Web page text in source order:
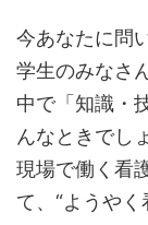
今あなたに問
学生のみなさ
中で「知識・
んなときでし
現場で働く看
て、“ようや